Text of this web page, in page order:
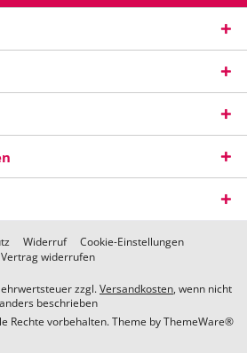
Widerruf
Cookie-Einstellungen
Vertrag widerrufen
zzgl.Versandkosten, wenn nicht
anders beschrieben
Rechte vorbehalten. Theme byThemeWare®